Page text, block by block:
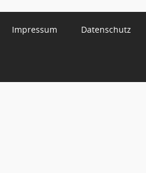
Impressum Datenschutz